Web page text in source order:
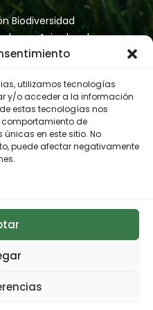
utilizamos tecnologías
y/o acceder a la información
estas tecnologías nos
de
en este sitio. No
puede afectar negativamente
protocolos de
us, se realizaron
durante los
diferentes
tamaños de
y frecuencias
agua de los
de fijación‐
para
de fijación de
la talla
colectores de
Biodiversidad
Aviso legal
de cookies